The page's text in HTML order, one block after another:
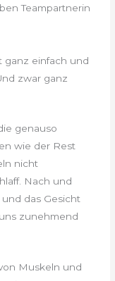
Teampartnerin
ganz einfach und
zwar ganz
genauso
wie der Rest
nicht
Nach und
das Gesicht
zunehmend
Muskeln und